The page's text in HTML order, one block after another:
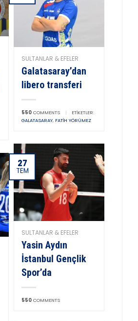
SULTANLAR & EFELER
Galatasaray’dan
libero transferi
550 COMMENTS |
ETIKETLER:
GALATASARAY, FATIH YÖRÜMEZ
27
TEM
SULTANLAR & EFELER
Yasin Aydın
İstanbul Gençlik
Spor’da
550 COMMENTS